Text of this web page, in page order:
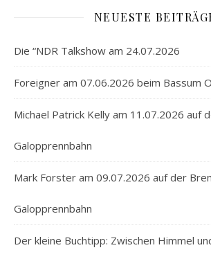
NEUESTE
Die “NDR Talkshow am 24.07.2026
Foreigner am 07.06.2026 beim Bassum
Michael Patrick Kelly am 11.07.2026 auf
Galopprennbahn
Mark Forster am 09.07.2026 auf der
Galopprennbahn
Der kleine Buchtipp: Zwischen Himmel